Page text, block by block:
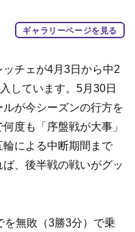
ギャラリーページを見る
チェが4月3日から中2
しています。5月30日
が今シーズンの行方を
度も「序盤戦が大事」
による中断期間まで
、後半戦の戦いがグッ
無敗（3勝3分）で乗